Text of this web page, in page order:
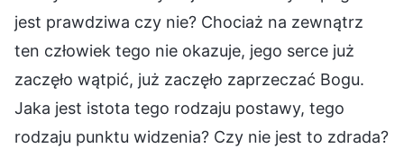
jest prawdziwa czy nie? Chociaż na zewnątrz
ten człowiek tego nie okazuje, jego serce już
zaczęło wątpić, już zaczęło zaprzeczać Bogu.
Jaka jest istota tego rodzaju postawy, tego
rodzaju punktu widzenia? Czy nie jest to zdrada?